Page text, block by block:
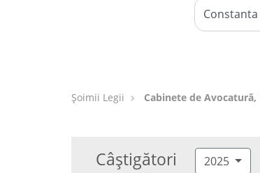
Șoimii Legii Cabinete de
Câștigători 2025